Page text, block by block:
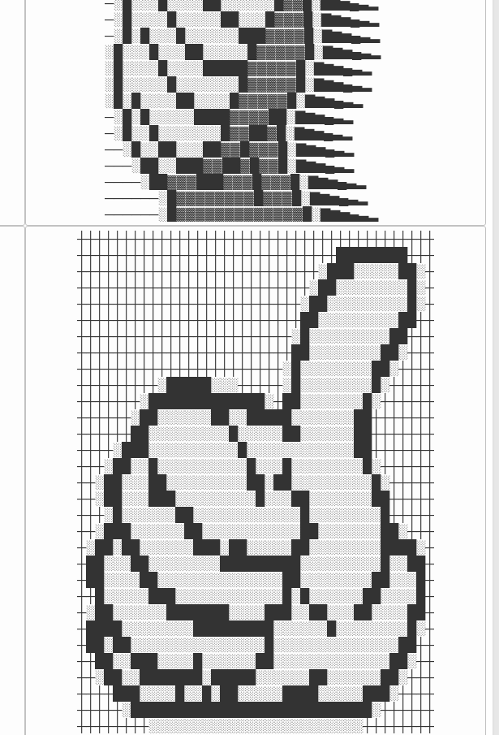
─░█░░░░█░░░░░██░░░█▓▓▓█░▇▆▅▄▃▂
─░█░█░░░█░░░░░░███▓▓▓▓█░▇▆▅▄▃▂
░█░░░█░░░██░░░░░█▓▓▓▓▓█░▇▆▅▄▃▂
░█░░░░█░░░░█████▓▓▓▓▓█░▇▆▅▄▃▂
░█░░░░░█░░░░░░░█▓▓▓▓▓█░▇▆▅▄▃▂
░█░█░░░░██░░░░█▓▓▓▓▓█░▇▆▅▄▃▂
─░█░█░░░░░████▓▓▓▓██░▇▆▅▄▃▂
─░█░░█░░░░░░░█▓▓██▓█░▇▆▅▄▃▂
──░█░░██░░░██▓▓█▓▓▓█░▇▆▅▄▃▂
───░██░░███▓▓██▓█▓▓█░▇▆▅▄▃▂
────░██▓▓▓███▓▓▓█▓▓▓█░▇▆▅▄▃▂
──────░█▓▓▓▓▓▓▓▓█▓▓▓█░▇▆▅▄▃▂
──────░█▓▓▓▓▓▓▓▓▓▓▓▓▓█░▇▆▅▄▃▂
┼┼┼┼┼┼┼┼┼┼┼┼┼┼┼┼┼┼┼┼┼┼┼┼┼┼┼┼┼┼┼┼┼┼┼┼┼┼┼┼
┼┼┼┼┼┼┼┼┼┼┼┼┼┼┼┼┼┼┼┼┼┼┼┼┼┼┼┼┼████████┼┼┼
┼┼┼┼┼┼┼┼┼┼┼┼┼┼┼┼┼┼┼┼┼┼┼┼┼┼┼░███░░░░░██░┼
┼┼┼┼┼┼┼┼┼┼┼┼┼┼┼┼┼┼┼┼┼┼┼┼┼┼░██░░░░░░░░█░┼
┼┼┼┼┼┼┼┼┼┼┼┼┼┼┼┼┼┼┼┼┼┼┼┼┼░██░░░░░░░░░█░┼
┼┼┼┼┼┼┼┼┼┼┼┼┼┼┼┼┼┼┼┼┼┼┼┼┼██░░░░░░░░░██┼┼
┼┼┼┼┼┼┼┼┼┼┼┼┼┼┼┼┼┼┼┼┼┼┼┼░█░░░░░░░░░██┼┼┼
┼┼┼┼┼┼┼┼┼┼┼┼┼┼┼┼┼┼┼┼┼┼┼┼██░░░░░░░░██░┼┼┼
┼┼┼┼┼┼┼┼┼┼┼┼┼┼┼┼┼┼┼┼┼┼┼░█░░░░░░░░██░┼┼┼┼
┼┼┼┼┼┼┼┼┼░█████░░░┼┼┼┼┼░█░░░░░░░░█░┼┼┼┼┼
┼┼┼┼┼┼┼░█████████████░┼██░░░░░░░█░┼┼┼┼┼┼
┼┼┼┼┼┼░██░░░░░░██░░█████░░░░░░░██┼┼┼┼┼┼┼
┼┼┼┼┼┼██░░░░░░░░░█░░░░░██░░░░░░██┼┼┼┼┼┼┼
┼┼┼┼░███░░░░░░░░░░█░░░░░░░░░░░░██┼┼┼┼┼┼┼
┼┼┼░██░░█░░░░░░░░░░█░░░█░░░░░░░░█░┼┼┼┼┼┼
┼┼░██░░░██░░░░░░░░░██░██░░░░░░░░░█░┼┼┼┼┼
┼┼░██░░░███░░░░░░░░░█░░░██░░░░░░░██┼┼┼┼┼
┼┼┼░█░░░░░░██░░░░░░░░░░░░█░░░░░░░░█┼┼┼┼┼
┼┼░███░░░░░░██░░░░░░░░░░░██░░░░░░░██░┼┼┼
┼░██░██░░░░░░███░██░░░░░██░░░░░░░░████░┼
┼██░░░██░░░░░░░░█████████░░░░░░░░░█░░██┼
┼██░░░░██░░░░░░░░░░░░░░██░░░░░░░░██░░░█┼
┼┼█░░░░░███░░░░░░░░░░░░█░█░░░░░░██░░░░█┼
┼░██░░░░░░███████░░░░███░░██░░░██░░░░██┼
┼████░░░░░░░░█████████░░░░░░█░░░░░░░░█░┼
┼██░██░░░░░░░░░░░░░░░█░░░░░░░░░░░░░░██┼┼
┼┼██░░███░░░░█░░░░░░██░░░░░░░░░░░░░██░┼┼
┼┼░██░░███████░█████░░░░░░██░░░░░░██░┼┼┼
┼┼┼┼███░░░░█░░█░██░░░░░████░░░░░███░┼┼┼┼
┼┼┼┼┼░███████████████████████████░┼┼┼┼┼┼
┼┼┼┼┼┼┼┼░░░░░░░░░░░░░░░░░░░░░░░░┼┼┼┼┼┼┼┼